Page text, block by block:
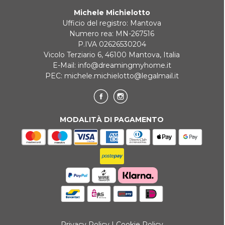
REINDIRIZZAMENTI BANCARIMichele Michielotto
Ufficio del registro: Mantova
Numero rea: MN-267516
P.IVA 02626530204
Vicolo Terziario 6, 46100 Mantova, Italia
E-Mail: info@dreamingmyhome.it
PEC: michele.michielotto@legalmail.it
MODALITÀ DI PAGAMENTO